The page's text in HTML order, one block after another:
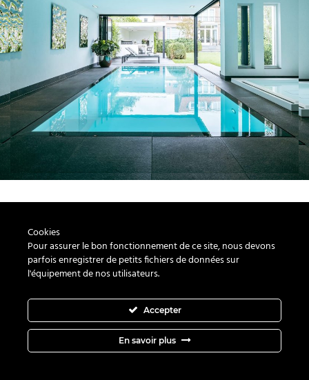
Quelques chantiers en 2025
Cookies
Pour assurer le bon fonctionnement de ce site, nous devons
parfois enregistrer de petits fichiers de données sur
l'équipement de nos utilisateurs.
Accepter
En savoir plus